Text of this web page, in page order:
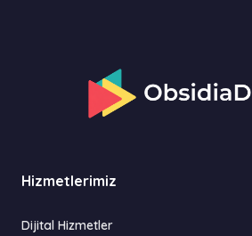
Hizmetlerimiz
Dijital Hizmetler